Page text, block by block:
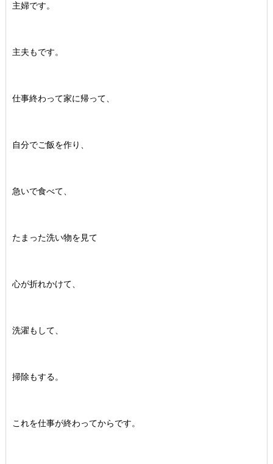
主婦です。
主夫もです。
仕事終わって家に帰って、
自分でご飯を作り、
急いで食べて、
たまった洗い物を見て
心が折れかけて、
洗濯もして、
掃除もする。
これを仕事が終わってからです。